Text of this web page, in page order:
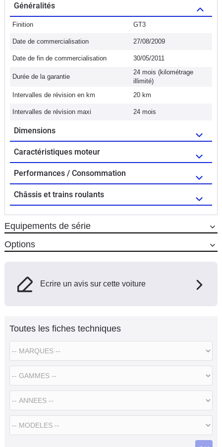
Généralités
Finition GT3
Date de commercialisation 27/08/2009
Date de fin de commercialisation 30/05/2011
Durée de la garantie
24 mois (kilométrage
illimité)
Intervalles de révision en km
20 km
Intervalles de révision maxi 24 mois
Dimensions
Caractéristiques moteur
Performances / Consommation
Châssis et trains roulants
Equipements de série
Options
Ecrire un avis sur cette voiture
Toutes les fiches techniques